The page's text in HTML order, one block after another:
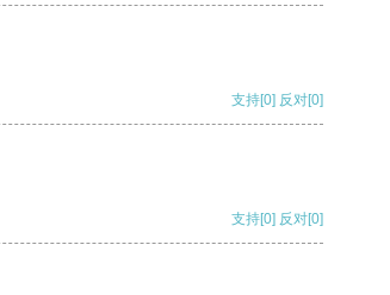
支持[0] 反对[0]
支持[0] 反对[0]